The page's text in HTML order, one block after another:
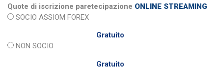
Quote di iscrizione paretecipazione ONLINE STREAMING
SOCIO ASSIOM FOREX
Gratuito
NON SOCIO
Gratuito